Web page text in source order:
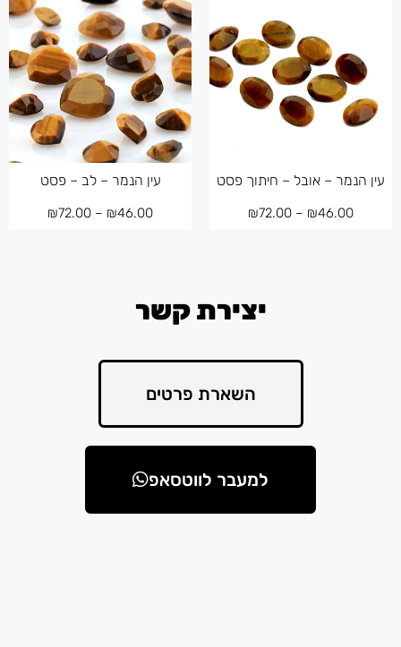
עין הנמר – אובל – חיתוך פסט
₪46.00
–
₪72.00
עין הנמר – לב – פסט
₪46.00
–
₪72.00
יצירת קשר
השארת פרטים
למעבר לווטסאפ